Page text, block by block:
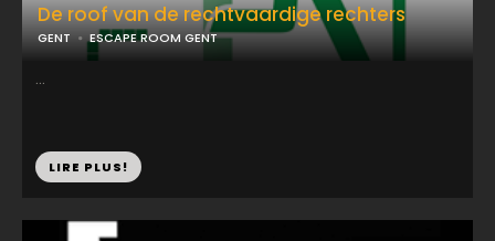
De roof van de rechtvaardige rechters
GENT ESCAPE ROOM GENT
...
LIRE PLUS!